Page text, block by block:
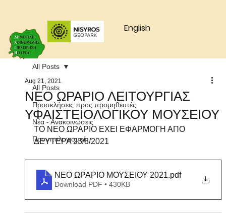
English
All Posts
Προσκλήσεις προς προμηθευτές
Νέα - Ανακοινώσεις
Προυπολογισμοί
All Posts
ΝΕΟ ΩΡΑΡΙΟ ΛΕΙΤΟΥΡΓΙΑΣ
ΥΦΑΙΣΤΕΙΟΛΟΓΙΚΟΥ ΜΟΥΣΕΙΟΥ
Aug 21, 2021
ΤΟ ΝΕΟ ΩΡΑΡΙΟ ΕΧΕΙ ΕΦΑΡΜΟΓΗ ΑΠΟ
ΔΕΥΤΕΡΑ 23/8/2021
ΝΕΟ ΩΡΑΡΙΟ ΜΟΥΣΕΙΟΥ 2021.pdf
Download PDF • 430KB